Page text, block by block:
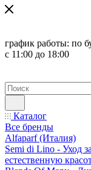
график работы: по
с 11:00 до 18:00
Каталог
Все бренды
Alfaparf (Италия)
Semi di Lino - Уход
естественную